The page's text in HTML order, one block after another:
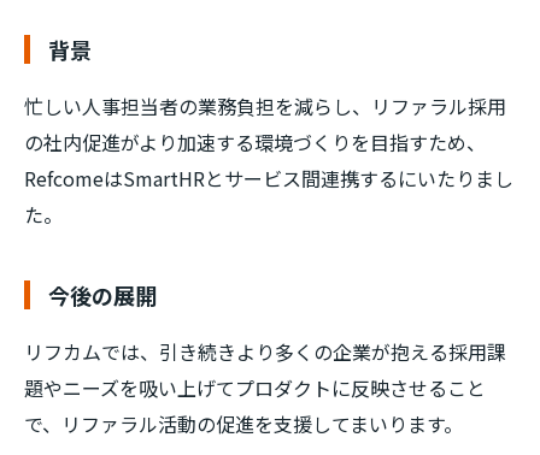
背景
忙しい人事担当者の業務負担を減らし、リファラル採用
の社内促進がより加速する環境づくりを目指すため、
RefcomeはSmartHRとサービス間連携するにいたりまし
た。
今後の展開
リフカムでは、引き続きより多くの企業が抱える採用課
題やニーズを吸い上げてプロダクトに反映させること
で、リファラル活動の促進を支援してまいります。